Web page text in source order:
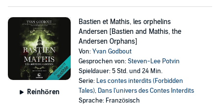
Reinhören
Bastien et Mathis, les orphelins
Andersen [Bastien and Mathis, the
Andersen Orphans]
Von:Yvan Godbout
Gesprochen von:Steven-Lee Potvin
Spieldauer: 5 Std. und 24 Min.
Serie: Les contes interdits (Forbidden
Tales), Dans l'univers des Contes Interdits
Sprache: Französisch